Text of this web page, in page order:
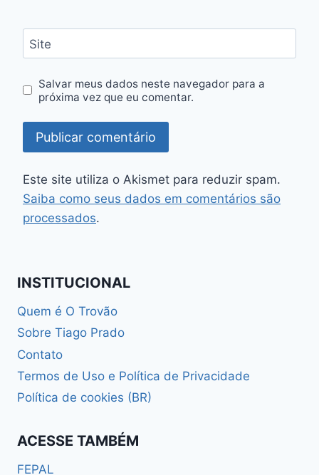
Site
Salvar meus dados neste navegador para a
próxima vez que eu comentar.
Este site utiliza o Akismet para reduzir spam.
Saiba como seus dados em comentários são
processados.
INSTITUCIONAL
Quem é O Trovão
Sobre Tiago Prado
Contato
Termos de Uso e Política de Privacidade
Política de cookies (BR)
ACESSE TAMBÉM
FEPAL